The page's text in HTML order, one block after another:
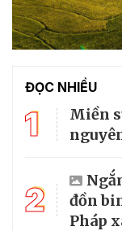
ĐỌC NHIỀU
1
Miền
2
đồn
Pháp